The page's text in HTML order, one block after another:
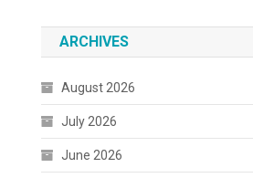
ARCHIVES
August 2026
July 2026
June 2026